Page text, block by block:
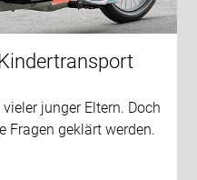
junger Eltern. Doch
Fragen geklärt werden.